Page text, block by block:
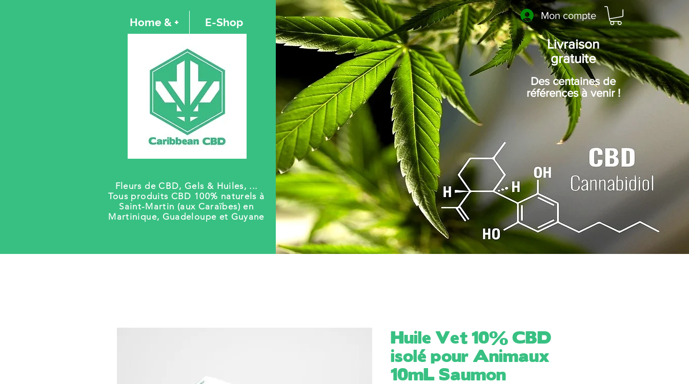
Home & + E-Shop
Fleurs de CBD, Gels & Huiles, ...
Tous produits CBD 100% naturels à
Saint-Martin (aux Caraïbes) en
Martinique, Guadeloupe et Guyane
Mon compte
Livraison
gratuite
Des centaines de
références à venir !
Huile Vet 10% CBD
isolé pour Animaux
10mL Saumon